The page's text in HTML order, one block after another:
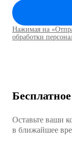
Нажимая на
обработки
Оставьте ваши
в ближайшее